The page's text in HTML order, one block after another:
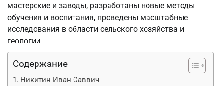
мастерские и заводы, разработаны новые методы
обучения и воспитания, проведены масштабные
исследования в области сельского хозяйства и
геологии.
Содержание
Никитин Иван Саввич